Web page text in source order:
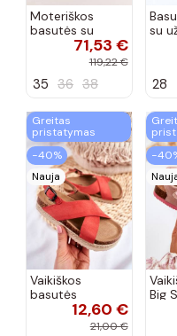
Moteriškos
basutės su
aukso spalvos
kulniukais Laura
spalvos
71,53 €
119,22 €
35 36 38
su
28
Greitas
pristatymas
−40%
Nauja
Vaikiškos
basutės
koralinės12,60 €
21,00 €
Big